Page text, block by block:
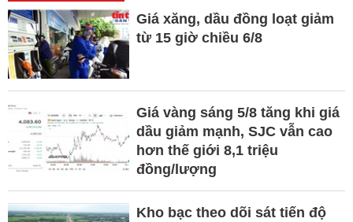
Giá xăng, dầu đồng loạt giảm
từ 15 giờ chiều 6/8
Giá vàng sáng 5/8 tăng khi giá
dầu giảm mạnh, SJC vẫn cao
hơn thế giới 8,1 triệu
đồng/lượng
Kho bạc theo dõi sát tiến độ